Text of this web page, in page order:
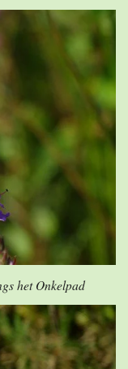
het Onkelpad